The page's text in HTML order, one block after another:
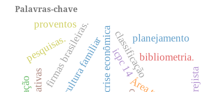
Palavras-chave
classificação
firmas brasileiras.
agricultura familiar bibliometria.
crise econômica
pesquisas. planejamento
icpc 14
proventos